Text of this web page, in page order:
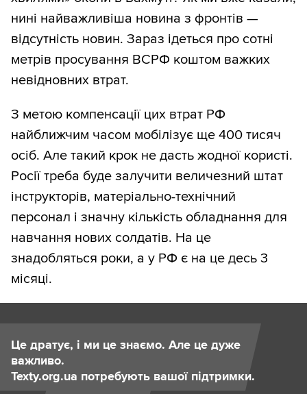
нині найважливіша новина з фронтів —
відсутність новин. Зараз ідеться про сотні
метрів просування ВСРФ коштом важких
невідновних втрат.
З метою компенсації цих втрат РФ
найближчим часом мобілізує ще 400 тисяч
осіб. Але такий крок не дасть жодної користі.
Росії треба буде залучити величезний штат
інструкторів, матеріально-технічний
персонал і значну кількість обладнання для
навчання нових солдатів. На це
знадобляться роки, а у РФ є на це десь 3
місяці.
Це дратує, і ми це знаємо. Але це дуже
важливо.
Texty.org.ua потребують вашої підтримки.